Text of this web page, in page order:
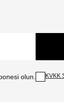
olun. KVKK